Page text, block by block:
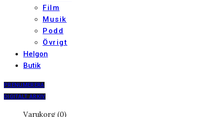
Film
Musik
Podd
Övrigt
Helgon
Butik
PRENUMERERA
DIGITALT ARKIV
Varukorg (0)